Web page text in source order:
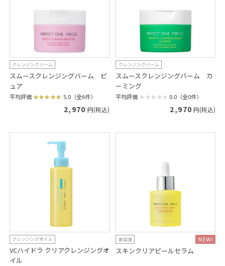
クレンジングバーム
スムースクレンジングバーム ピ
ュア
平均評価 5.0（全6件）
2,970 円(税込)
クレンジングバーム
スムースクレンジングバーム カ
ーミング
平均評価 0.0（全0件）
2,970 円(税込)
クレンジングオイル
VCハイドラ クリアクレンジングオ
イル
美容液
スキンクリアピールセラム